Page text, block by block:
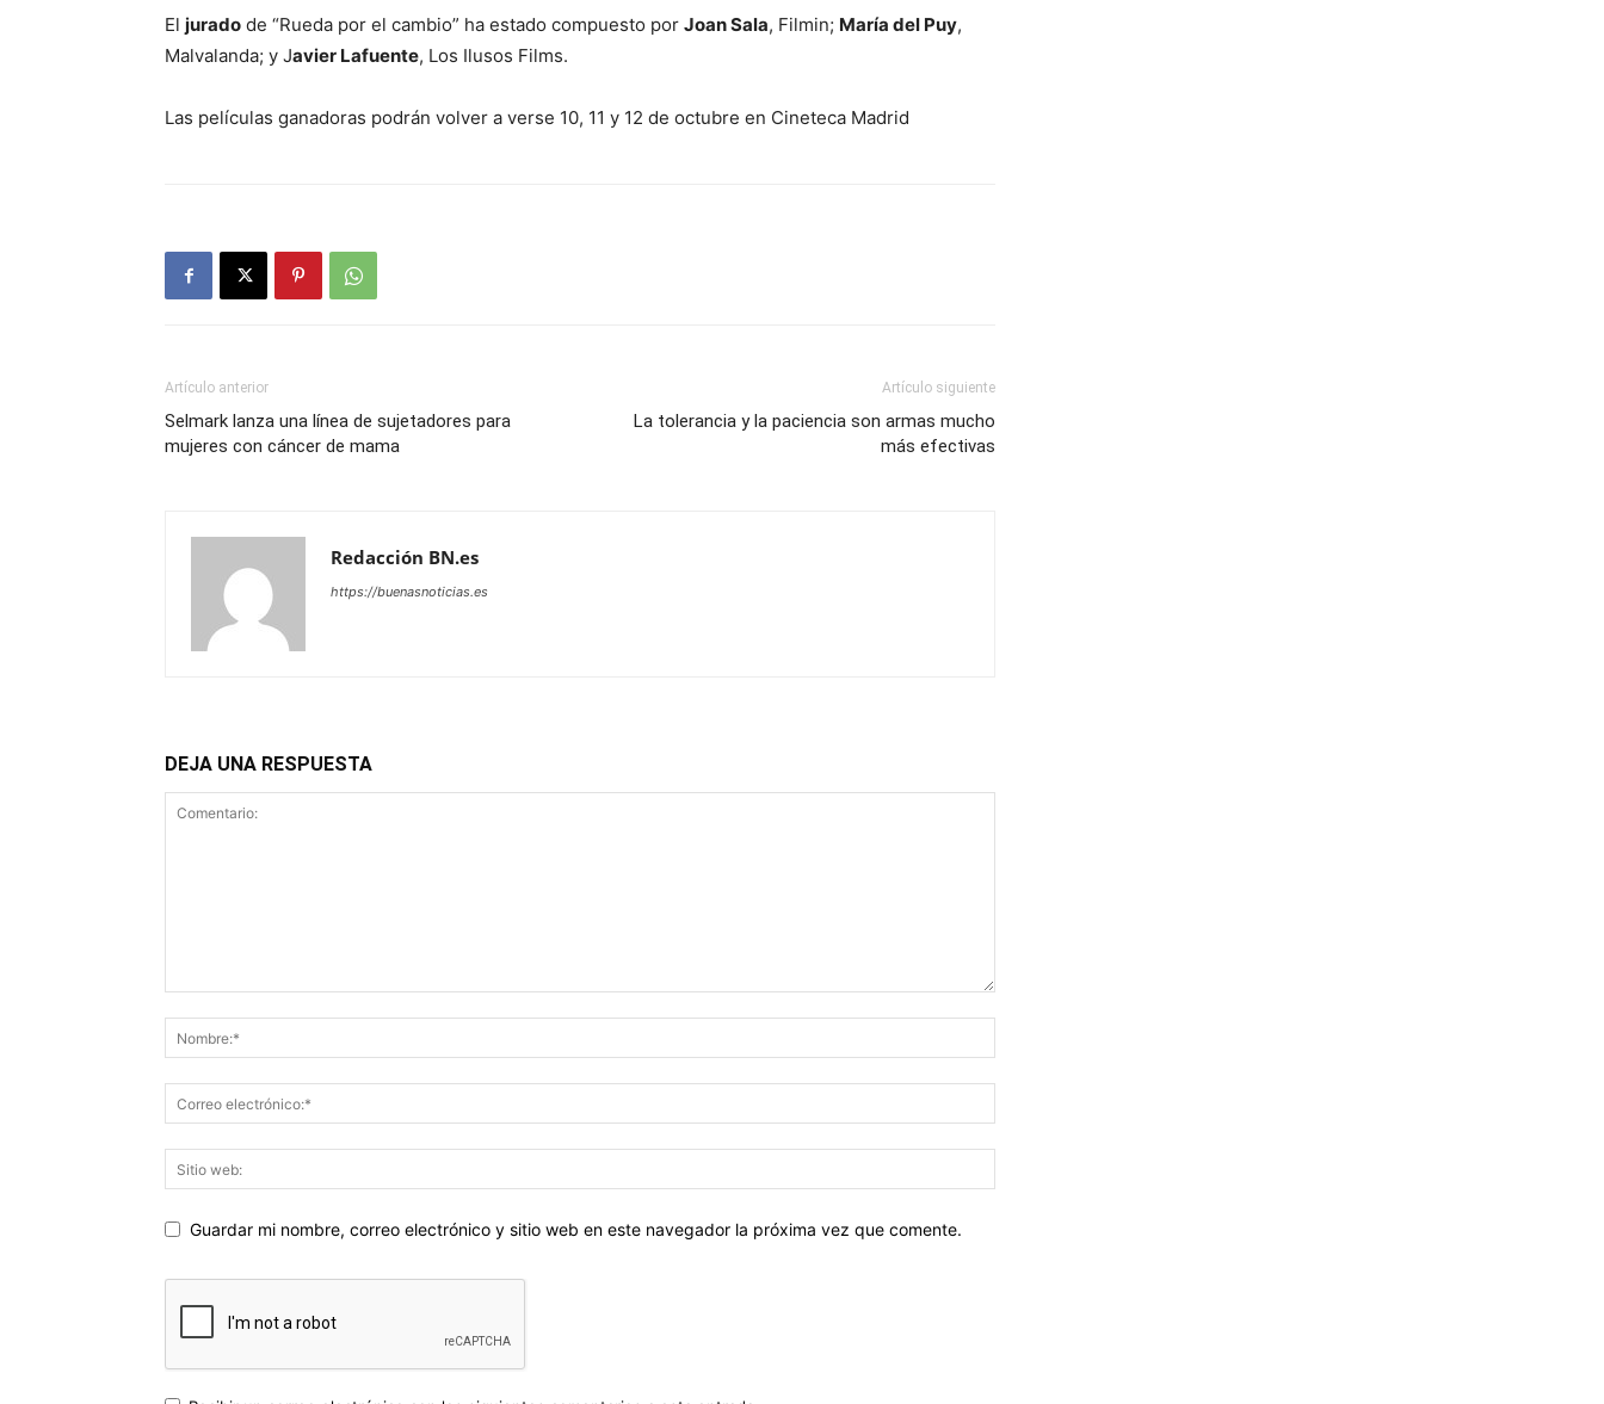
El jurado de “Rueda por el cambio” ha estado compuesto por Joan Sala, Filmin; María del Puy,
Malvalanda; y Javier Lafuente, Los Ilusos Films.
Las películas ganadoras podrán volver a verse 10, 11 y 12 de octubre en Cineteca Madrid
Artículo anterior
Selmark lanza una línea de sujetadores para
mujeres con cáncer de mama
Artículo siguiente
La tolerancia y la paciencia son armas mucho
más efectivas
Redacción BN.es
https://buenasnoticias.es
DEJA UNA RESPUESTA
Guardar mi nombre, correo electrónico y sitio web en este navegador la próxima vez que comente.